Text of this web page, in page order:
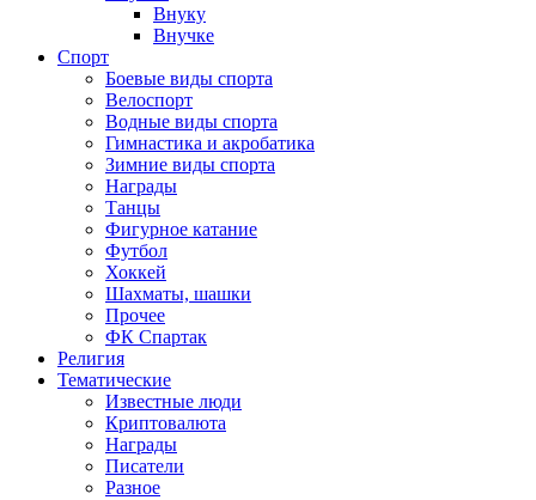
Внуку
Внучке
Спорт
Боевые виды спорта
Велоспорт
Водные виды спорта
Гимнастика и акробатика
Зимние виды спорта
Награды
Танцы
Фигурное катание
Футбол
Хоккей
Шахматы, шашки
Прочее
ФК Спартак
Религия
Тематические
Известные люди
Криптовалюта
Награды
Писатели
Разное